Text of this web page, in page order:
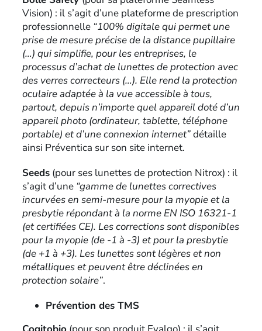
Vision) : il s’agit d’une plateforme de prescription
professionnelle “100% digitale qui permet une
prise de mesure précise de la distance pupillaire
(…) qui simplifie, pour les entreprises, le
processus d’achat de lunettes de protection avec
des verres correcteurs (…). Elle rend la protection
oculaire adaptée à la vue accessible à tous,
partout, depuis n’importe quel appareil doté d’un
appareil photo (ordinateur, tablette, téléphone
portable) et d’une connexion internet”détaille
ainsi Préventica sur son site internet.
Seeds(pour ses lunettes de protection Nitrox) : il
s’agit d’une “gamme de lunettes correctives
incurvées en semi-mesure pour la myopie et la
presbytie répondant à la norme EN ISO 16321-1
(et certifiées CE). Les corrections sont disponibles
pour la myopie (de -1 à -3) et pour la presbytie
(de +1 à +3). Les lunettes sont légères et non
métalliques et peuvent être déclinées en
protection solaire”.
Prévention des TMS